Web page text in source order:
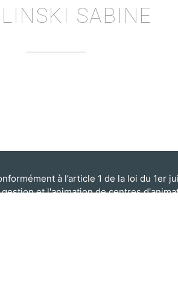
SABINE
à l’article 1 de la loi du 1er
et l'animation de centres